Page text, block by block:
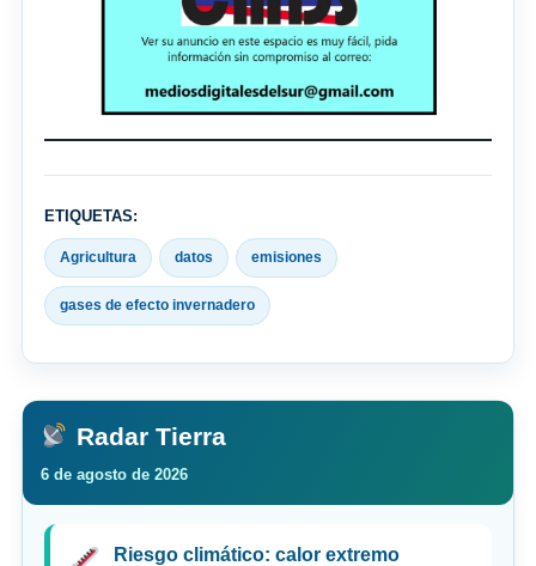
ETIQUETAS:
Agricultura datos emisiones
gases de efecto invernadero
Radar Tierra
6 de agosto de 2026
Riesgo climático: calor extremo